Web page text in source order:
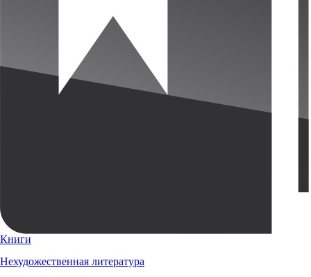
Книги
Нехудожественная литература